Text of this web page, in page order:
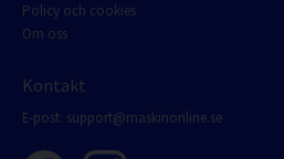
Policy och cookies
Om oss
Kontakt
E-post: support@maskinonline.se